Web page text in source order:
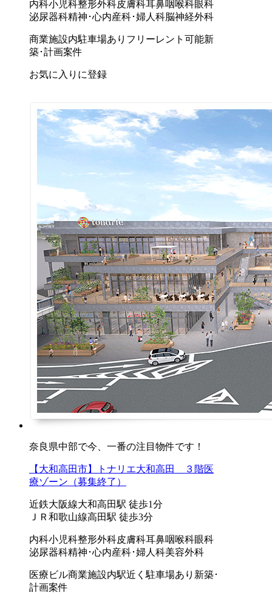
内科小児科整形外科皮膚科耳鼻咽喉科眼科
泌尿器科精神･心内産科･婦人科脳神経外科
商業施設内駐車場あり フリーレント可能新
築･計画案件
お気に入りに登録
奈良県中部で今、一番の注目物件です！
【大和高田市】トナリエ大和高田 ３階医
療ゾーン（募集終了）
近鉄大阪線大和高田駅 徒歩1分
ＪＲ和歌山線高田駅 徒歩3分
内科小児科整形外科皮膚科耳鼻咽喉科眼科
泌尿器科精神･心内産科･婦人科美容外科
医療ビル商業施設内駅近く 駐車場あり 新築･
計画案件